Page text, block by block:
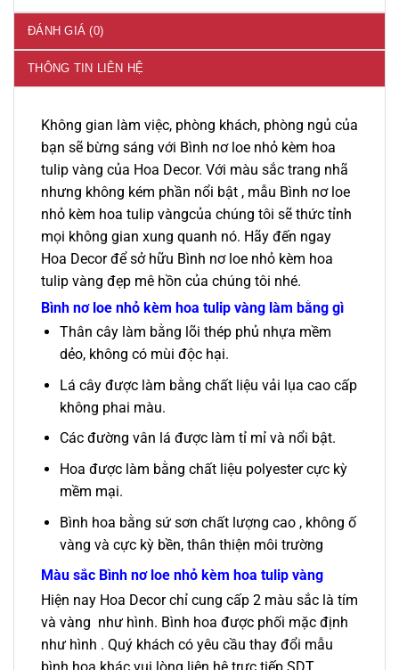
ĐÁNH GIÁ (0)
THÔNG TIN LIÊN HỆ
Không gian làm việc, phòng khách, phòng ngủ của
bạn sẽ bừng sáng với Bình nơ loe nhỏ kèm hoa
tulip vàng của Hoa Decor. Với màu sắc trang nhã
nhưng không kém phần nổi bật , mẫu Bình nơ loe
nhỏ kèm hoa tulip vàngcủa chúng tôi sẽ thức tỉnh
mọi không gian xung quanh nó. Hãy đến ngay
Hoa Decor để sở hữu Bình nơ loe nhỏ kèm hoa
tulip vàng đẹp mê hồn của chúng tôi nhé.
Bình nơ loe nhỏ kèm hoa tulip vàng làm bằng gì
Thân cây làm bằng lõi thép phủ nhựa mềm
dẻo, không có mùi độc hại.
Lá cây được làm bằng chất liệu vải lụa cao cấp
không phai màu.
Các đường vân lá được làm tỉ mỉ và nổi bật.
Hoa được làm bằng chất liệu polyester cực kỳ
mềm mại.
Bình hoa bằng sứ sơn chất lượng cao , không ố
vàng và cực kỳ bền, thân thiện môi trường
Màu sắc Bình nơ loe nhỏ kèm hoa tulip vàng
Hiện nay Hoa Decor chỉ cung cấp 2 màu sắc là tím
và vàng như hình. Bình hoa được phối mặc định
như hình . Quý khách có yêu cầu thay đổi mẫu
bình hoa khác vui lòng liên hệ trực tiếp SDT